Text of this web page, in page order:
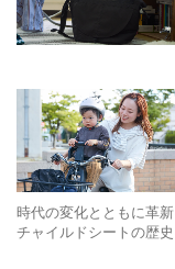
時代の変化とともに革
チャイルドシートの歴史